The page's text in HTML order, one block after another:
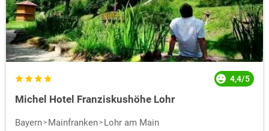
Michel Hotel Franziskushöhe Lohr
4,4/5
Bayern Mainfranken
Lohr am Main